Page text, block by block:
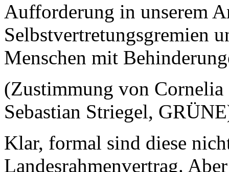
Aufforderung in unserem
Selbstvertretungsgremien
Menschen mit
(Zustimmung von
Sebastian Striegel,
Klar, formal sind diese
Landesrahmenvertrag.